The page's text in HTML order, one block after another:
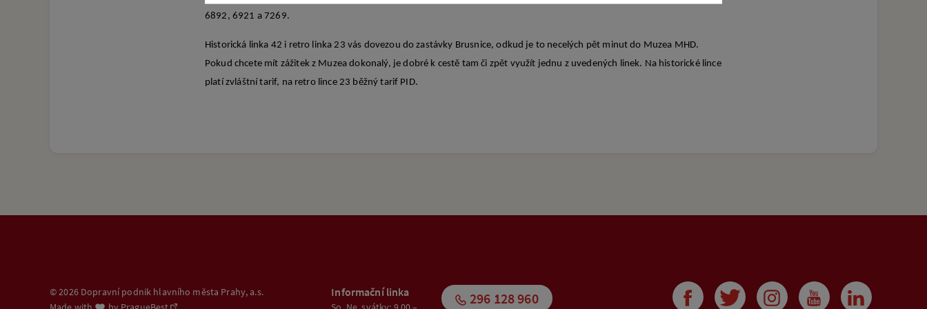
6892, 6921 a 7269.
Historická linka 42 i retro linka 23 vás dovezou do zastávky Brusnice, odkud je to necelých pět minut do Muzea MHD.
Pokud chcete mít zážitek z Muzea dokonalý, je dobré k cestě tam či zpět využít jednu z uvedených linek. Na historické lince
platí zvláštní tarif, na retro lince 23 běžný tarif PID.
© 2026 Dopravní podnik hlavního města Prahy, a.s.
Informační linka 296 128 960